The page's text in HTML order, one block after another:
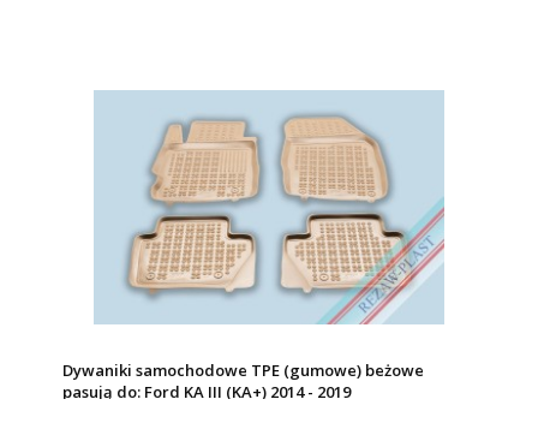
Dywaniki samochodowe TPE (gumowe) beżowe
pasują do: Ford KA III (KA+) 2014 - 2019